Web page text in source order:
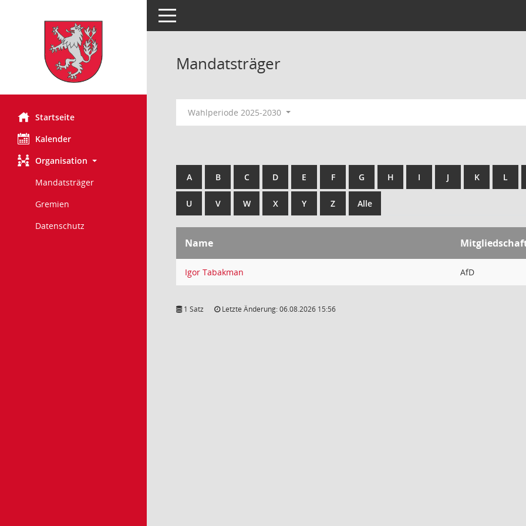
Startseite
Kalender
Organisation
Mandatsträger
Gremien
Datenschutz
Toggle navigation
Mandatsträger
Wahlperiode 2025-2030
A B C D E F G H I J K L
U V W X Y Z Alle
Name
Igor Tabakman AfD
1 Satz Letzte Änderung: 06.08.2026 15:56